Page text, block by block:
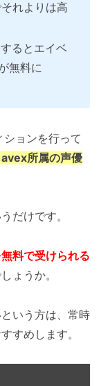
れよりは高
るとエイベ
無料に
ョンを行って
所属の声優
だけです。
料で受けられる
ょうか。
いう方は、常時
すめします。